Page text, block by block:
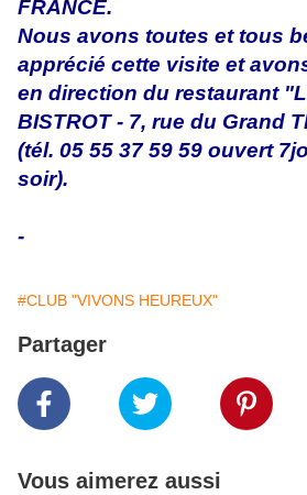
FRANCE.
Nous avons toutes et tous
apprécié cette visite et
en direction du restaurant
BISTROT - 7, rue du Grand
(tél. 05 55 37 59 59 ouvert
soir).
-
#CLUB "VIVONS HEUREUX"
Partager
Vous aimerez aussi